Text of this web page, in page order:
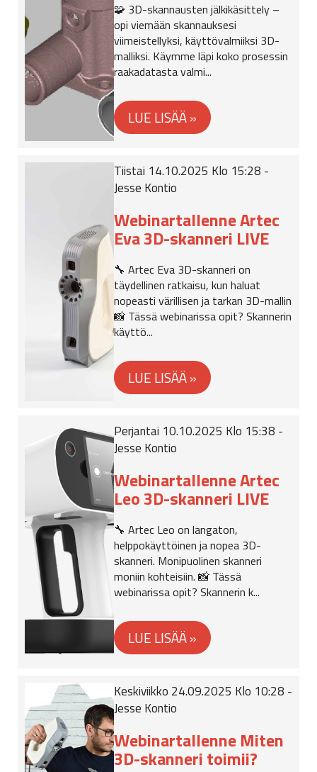
🧩 3D-skannausten jälkikäsittely –
opi viemään skannauksesi
viimeistellyksi, käyttövalmiiksi 3D-
malliksi. Käymme läpi koko prosessin
raakadatasta valmi...
Tiistai 14.10.2025 Klo 15:28 -
Jesse Kontio
Webinartallenne Artec
Eva 3D-skanneri LIVE
🔧 Artec Eva 3D-skanneri on
täydellinen ratkaisu, kun haluat
nopeasti värillisen ja tarkan 3D-mallin
📸 Tässä webinarissa opit? Skannerin
käyttö...
Perjantai 10.10.2025 Klo 15:38 -
Jesse Kontio
Webinartallenne Artec
Leo 3D-skanneri LIVE
🔧 Artec Leo on langaton,
helppokäyttöinen ja nopea 3D-
skanneri. Monipuolinen skanneri
moniin kohteisiin. 📸 Tässä
webinarissa opit? Skannerin k...
Keskiviikko 24.09.2025 Klo 10:28 -
Jesse Kontio
Webinartallenne Miten
3D-skanneri toimii?